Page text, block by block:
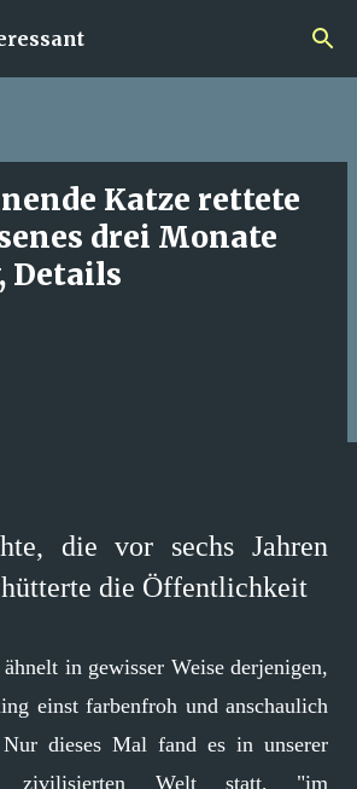
zum Hauptbereich
Katze rettete
drei Monate
Details
die vor sechs Jahren
die Öffentlichkeit
in gewisser Weise derjenigen,
einst farbenfroh und anschaulich
Nur dieses Mal fand es in unserer
zivilisierten Welt statt, "im